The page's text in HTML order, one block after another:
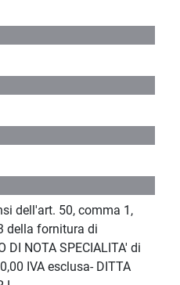
dell'art. 50, comma 1,
della fornitura di
DI NOTA SPECIALITA' di
IVA esclusa- DITTA